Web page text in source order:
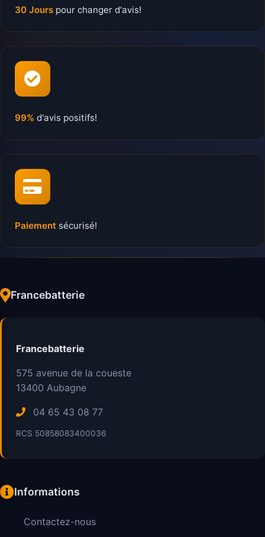
30 Jours pour changer d'avis!
99% d'avis positifs!
Paiement sécurisé!
Francebatterie
Francebatterie
575 avenue de la coueste
13400 Aubagne
04 65 43 08 77
RCS 50858083400036
Informations
Contactez-nous